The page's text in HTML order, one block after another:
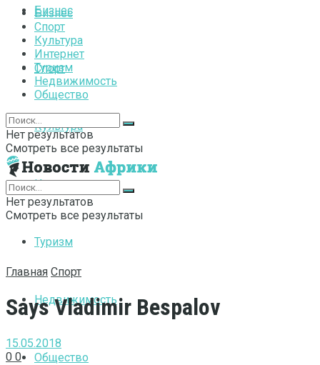
Бизнес
Спорт
Культура
Интернет
Туризм
Недвижимость
Общество
Бизнес
Спорт
Культура
Интернет
Туризм
Недвижимость
Общество
Нет результатов
Смотреть все результаты
Нет результатов
Смотреть все результаты
Главная Спорт
Says Vladimir Bespalov
15.05.2018
0 0